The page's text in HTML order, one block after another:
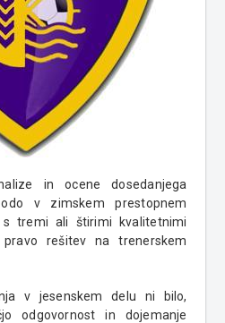
in ocene dosedanjega
v zimskem prestopnem
s tremi ali štirimi kvalitetnimi
rešitev na trenerskem
v jesenskem delu ni bilo,
odgovornost in dojemanje